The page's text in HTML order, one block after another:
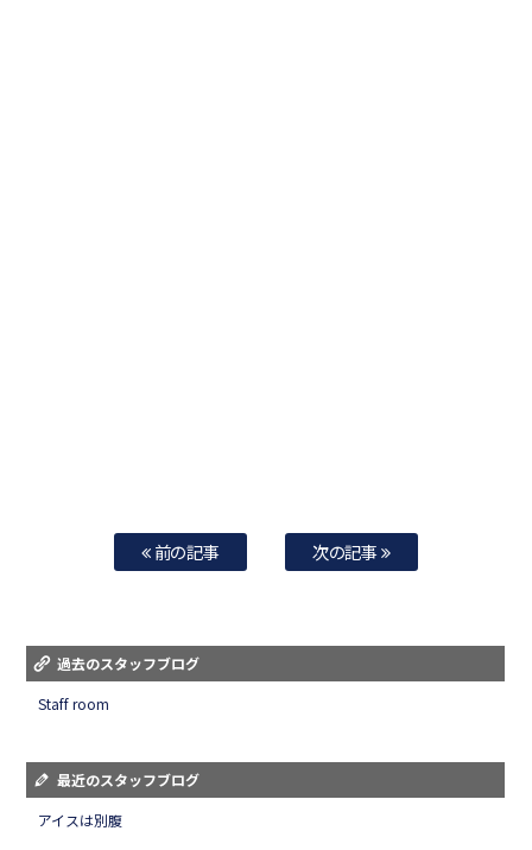
前の記事 次の記事
過去のスタッフブログ
Staff room
最近のスタッフブログ
アイスは別腹